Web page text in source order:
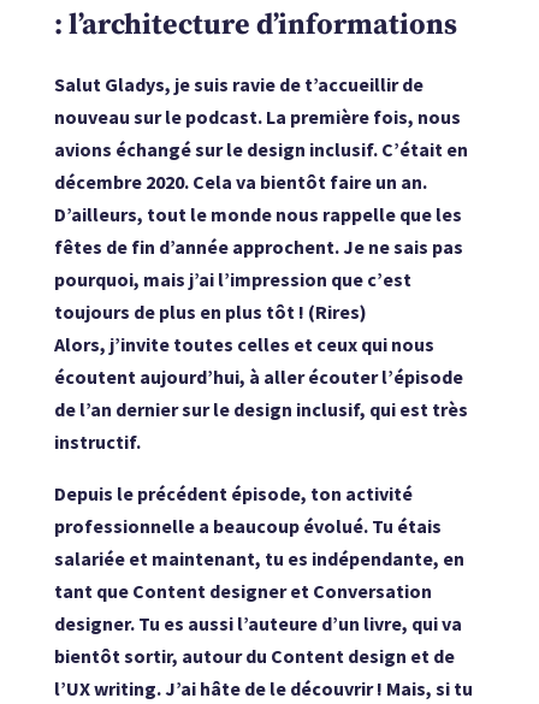
: l’architecture d’informations
Salut Gladys, je suis ravie de t’accueillir de
nouveau sur le podcast. La première fois, nous
avions échangé sur le design inclusif. C’était en
décembre 2020. Cela va bientôt faire un an.
D’ailleurs, tout le monde nous rappelle que les
fêtes de fin d’année approchent. Je ne sais pas
pourquoi, mais j’ai l’impression que c’est
toujours de plus en plus tôt ! (Rires)
Alors, j’invite toutes celles et ceux qui nous
écoutent aujourd’hui, à aller écouter l’épisode
de l’an dernier sur le design inclusif, qui est très
instructif.
Depuis le précédent épisode, ton activité
professionnelle a beaucoup évolué. Tu étais
salariée et maintenant, tu es indépendante, en
tant que Content designer et Conversation
designer. Tu es aussi l’auteure d’un livre, qui va
bientôt sortir, autour du Content design et de
l’UX writing. J’ai hâte de le découvrir ! Mais, si tu